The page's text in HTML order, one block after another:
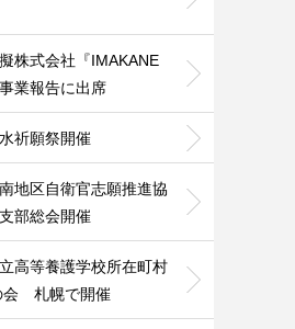
株式会社『IMAKANE
業報告に出席
祈願祭開催
地区自衛官志願推進協
部総会開催
高等養護学校所在町村
会 札幌で開催